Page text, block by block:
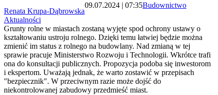
Renata Krupa-Dąbrowska
09.07.2024 | 07:35Budownictwo
Aktualności
Grunty rolne w miastach zostaną wyjęte spod ochrony ustawy o
kształtowaniu ustroju rolnego. Dzięki temu łatwiej będzie można
zmienić im status z rolnego na budowlany. Nad zmianą w tej
sprawie pracuje Ministerstwo Rozwoju i Technologii. Wkrótce trafi
ona do konsultacji publicznych. Propozycja podoba się inwestorom
i ekspertom. Uważają jednak, że warto zostawić w przepisach
"bezpiecznik". W przeciwnym razie może dojść do
niekontrolowanej zabudowy przedmieść miast.